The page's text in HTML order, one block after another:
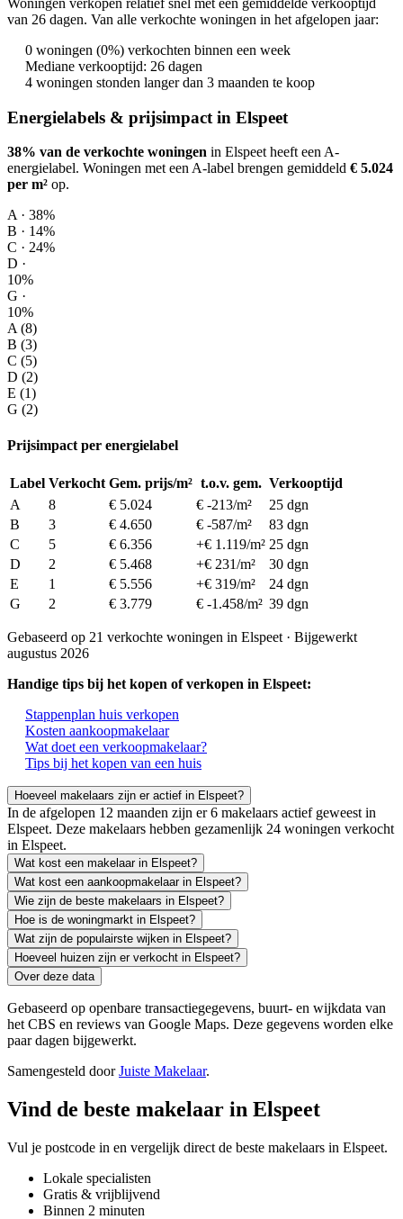
van 26 dagen. Van alle verkochte woningen in het afgelopen jaar:
0 woningen (0%) verkochten binnen een week
Mediane verkooptijd: 26 dagen
4 woningen stonden langer dan 3 maanden te koop
Energielabels & prijsimpact in Elspeet
38% van de verkochte woningen in Elspeet heeft een A-
energielabel. Woningen met een A-label brengen gemiddeld € 5.024
per m² op.
A · 38%
B · 14%
C · 24%
D ·
10%
G ·
10%
A (8)
B (3)
C (5)
D (2)
E (1)
G (2)
Prijsimpact per energielabel
Label Verkocht Gem. prijs/m² t.o.v. gem. Verkooptijd
A
8 € 5.024 € -213/m²
25 dgn
B
3 € 4.650 € -587/m²
83 dgn
C
5 € 6.356 +€ 1.119/m² 25 dgn
D
2 € 5.468 +€ 231/m²
30 dgn
E
1 € 5.556 +€ 319/m²
24 dgn
G
2 € 3.779 € -1.458/m² 39 dgn
Gebaseerd op 21 verkochte woningen in Elspeet · Bijgewerkt
augustus 2026
Handige tips bij het kopen of verkopen in Elspeet:
Stappenplan huis verkopen
Kosten aankoopmakelaar
Wat doet een verkoopmakelaar?
Tips bij het kopen van een huis
Hoeveel makelaars zijn er actief in Elspeet?
In de afgelopen 12 maanden zijn er 6 makelaars actief geweest in
Elspeet. Deze makelaars hebben gezamenlijk 24 woningen verkocht
in Elspeet.
Wat kost een makelaar in Elspeet?
Wat kost een aankoopmakelaar in Elspeet?
Wie zijn de beste makelaars in Elspeet?
Hoe is de woningmarkt in Elspeet?
Wat zijn de populairste wijken in Elspeet?
Hoeveel huizen zijn er verkocht in Elspeet?
Over deze data
Gebaseerd op openbare transactiegegevens, buurt- en wijkdata van
het CBS en reviews van Google Maps. Deze gegevens worden elke
paar dagen bijgewerkt.
Samengesteld doorJuiste Makelaar.
Vind de beste makelaar in Elspeet
Vul je postcode in en vergelijk direct de beste makelaars in Elspeet.
Lokale specialisten
Gratis & vrijblijvend
Binnen 2 minuten